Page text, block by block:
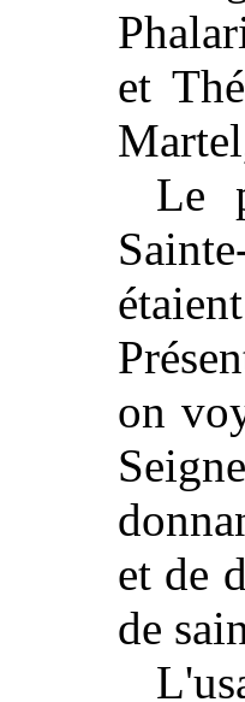
et
Le
on
et de
de